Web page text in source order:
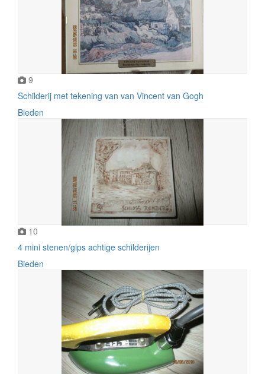
9
Schilderij met tekening van van Vincent van Gogh
Bieden
10
4 mini stenen/gips achtige schilderijen
Bieden